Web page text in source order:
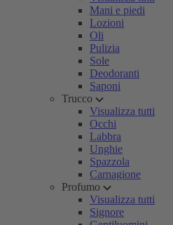
Mani e piedi
Lozioni
Oli
Pulizia
Sole
Deodoranti
Saponi
Trucco
Visualizza tutti
Occhi
Labbra
Unghie
Spazzola
Carnagione
Profumo
Visualizza tutti
Signore